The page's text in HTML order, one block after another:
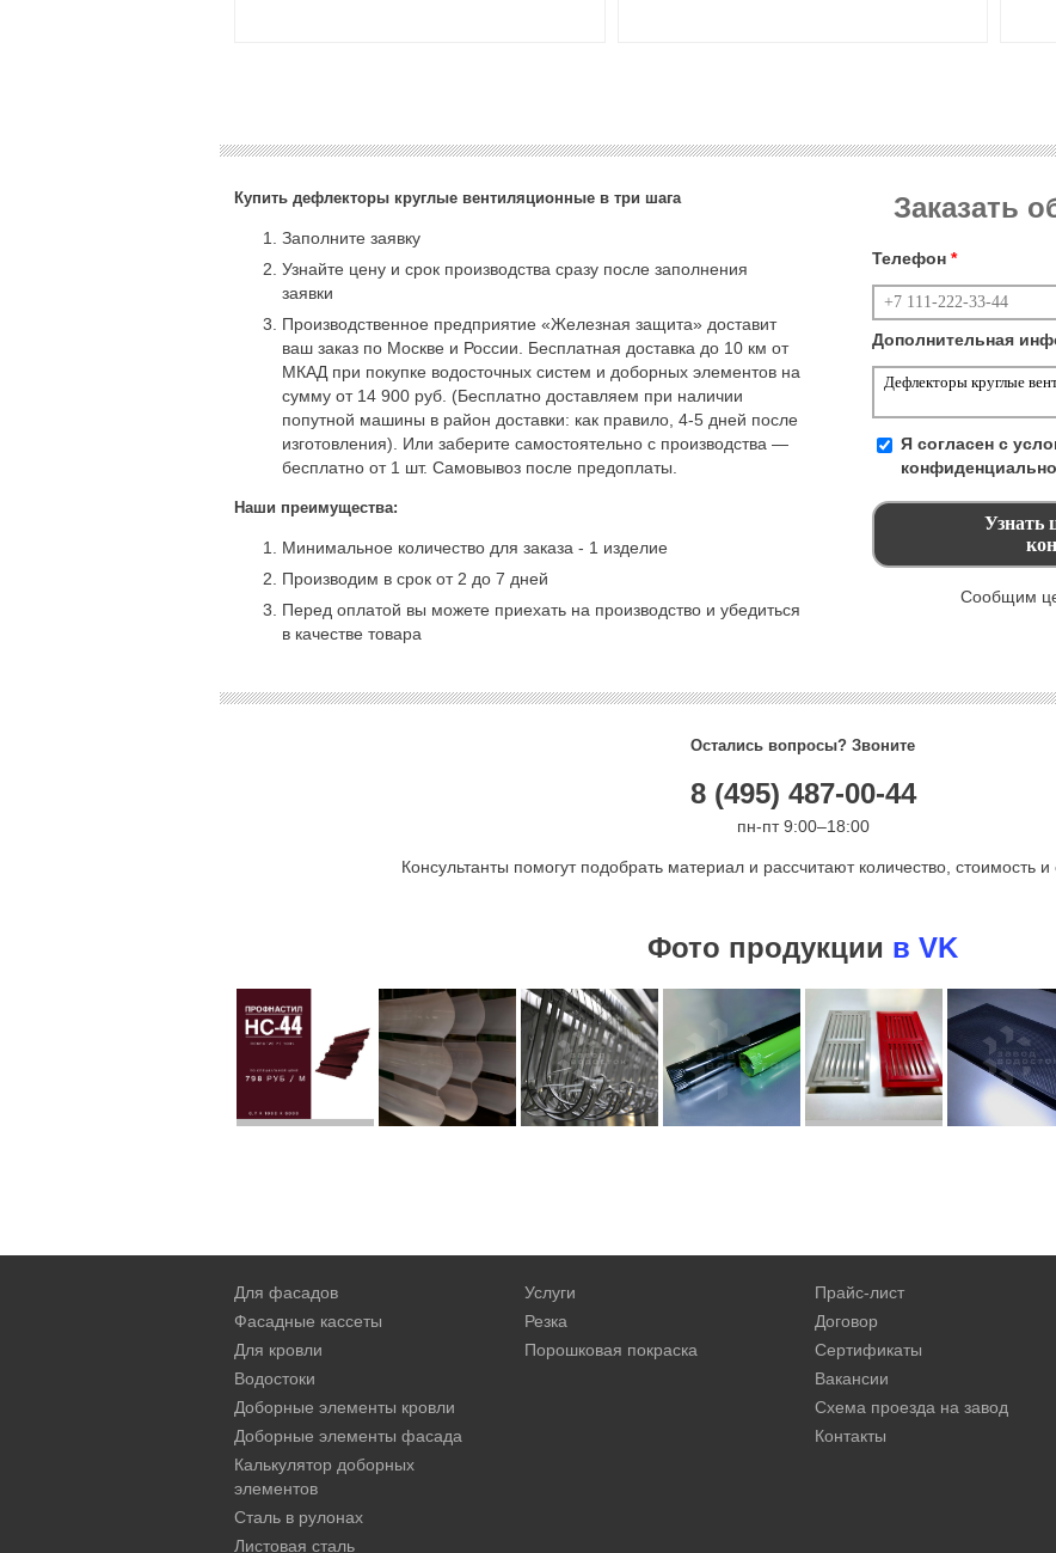
Купить дефлекторы круглые вентиляционные в три шага
Заполните заявку
Узнайте цену и срок производства сразу после заполнения
заявки
Производственное предприятие «Железная защита» доставит
ваш заказ по Москве и России. Бесплатная доставка до 10 км от
МКАД при покупке водосточных систем и доборных элементов на
сумму от 14 900 руб. (Бесплатно доставляем при наличии
попутной машины в район доставки: как правило, 4-5 дней после
изготовления). Или заберите самостоятельно с производства —
бесплатно от 1 шт. Самовывоз после предоплаты.
Наши преимущества:
Минимальное количество для заказа - 1 изделие
Производим в срок от 2 до 7 дней
Перед оплатой вы можете приехать на производство и убедиться
в качестве товара
Заказать
Телефон *
Дополнительная
Я согласен с
Сообщим
Остались вопросы? Звоните
8 (495) 487-00-44
пн-пт 9:00–18:00
Консультанты помогут подобрать материал и рассчитают количество, стоимость и
Фото продукции в VK
Для фасадов
Фасадные кассеты
Для кровли
Водостоки
Доборные элементы кровли
Доборные элементы фасада
Калькулятор доборных
элементов
Сталь в рулонах
Листовая сталь
Услуги
Резка
Порошковая покраска
Прайс-лист
Договор
Сертификаты
Вакансии
Схема проезда на завод
Контакты